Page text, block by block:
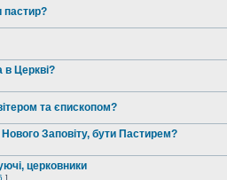
пастир?
Церкві?
та єпископом?
Заповiту, бути Пастирем?
церковники
]